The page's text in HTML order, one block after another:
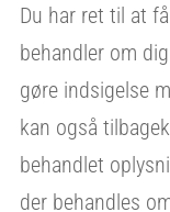
Du har ret til at
behandler om
gøre indsigelse
kan også
behandlet
der behandles